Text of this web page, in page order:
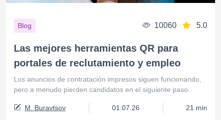
Blog 10060 5.0
Las mejores herramientas QR para
portales de reclutamiento y empleo
Los anuncios de contratación impresos siguen funcionando,
pero a menudo pierden candidatos en el siguiente paso.
M. Buravtsov 01.07.26 21 min